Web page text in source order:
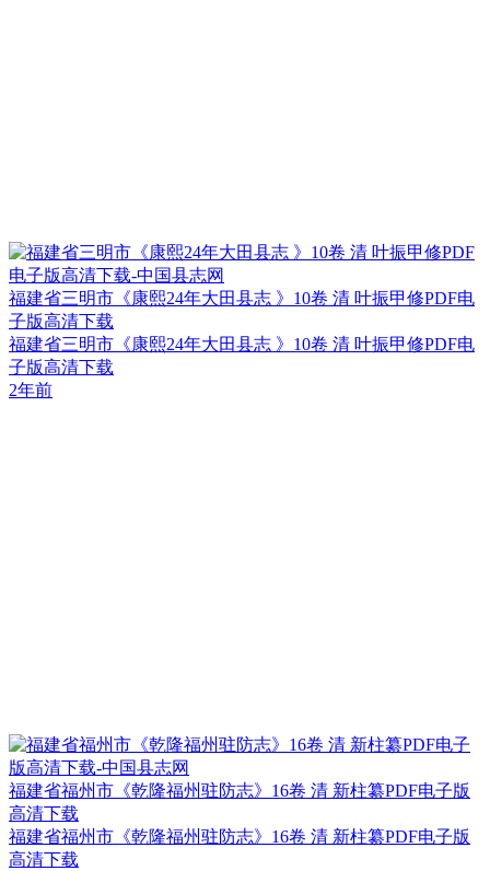
福建省三明市《康熙24年大田县志 》10卷 清 叶振甲修PDF电
子版高清下载
福建省三明市《康熙24年大田县志 》10卷 清 叶振甲修PDF电
子版高清下载
2年前
福建省福州市《乾隆福州驻防志》16卷 清 新柱纂PDF电子版
高清下载
福建省福州市《乾隆福州驻防志》16卷 清 新柱纂PDF电子版
高清下载